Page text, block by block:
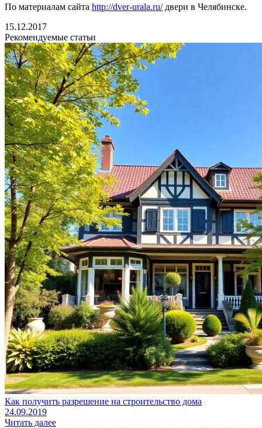
По материалам сайта http://dver-urala.ru/двери в Челябинске.
15.12.2017
Рекомендуемые статьи
Как получить разрешение на строительство дома
24.09.2019
Читать далее